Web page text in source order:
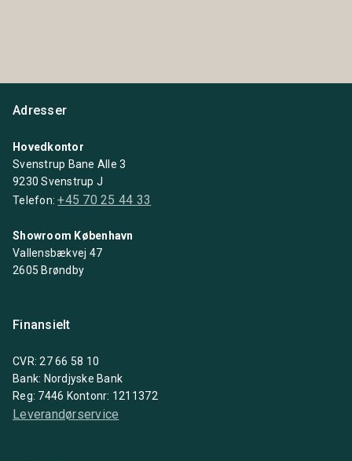
Adresser
Hovedkontor
Svenstrup Bane Alle 3
9230 Svenstrup J
Telefon:+45 70 25 44 33
Showroom København
Vallensbækvej 47
2605 Brøndby
Finansielt
CVR: 27 66 58 10
Bank: Nordjyske Bank
Reg: 7446 Kontonr: 1211372
Leverandørservice